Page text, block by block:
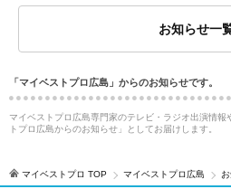
お知らせ一
「マイベストプロ広島」からのお知らせです。
マイベストプロ広島専門家のテレビ・ラジオ出演情報
トプロ広島からのお知らせ」としてお届けします。
マイベストプロ TOP マイベストプロ広島